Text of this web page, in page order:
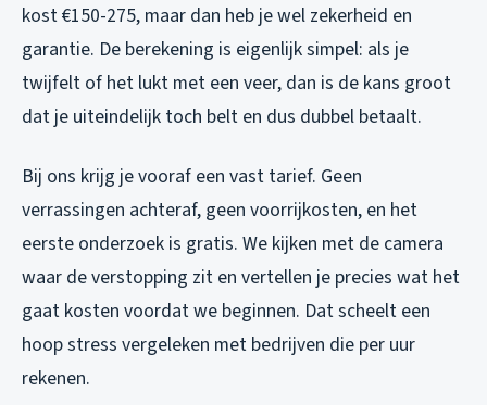
kost €150-275, maar dan heb je wel zekerheid en
garantie. De berekening is eigenlijk simpel: als je
twijfelt of het lukt met een veer, dan is de kans groot
dat je uiteindelijk toch belt en dus dubbel betaalt.
Bij ons krijg je vooraf een vast tarief. Geen
verrassingen achteraf, geen voorrijkosten, en het
eerste onderzoek is gratis. We kijken met de camera
waar de verstopping zit en vertellen je precies wat het
gaat kosten voordat we beginnen. Dat scheelt een
hoop stress vergeleken met bedrijven die per uur
rekenen.